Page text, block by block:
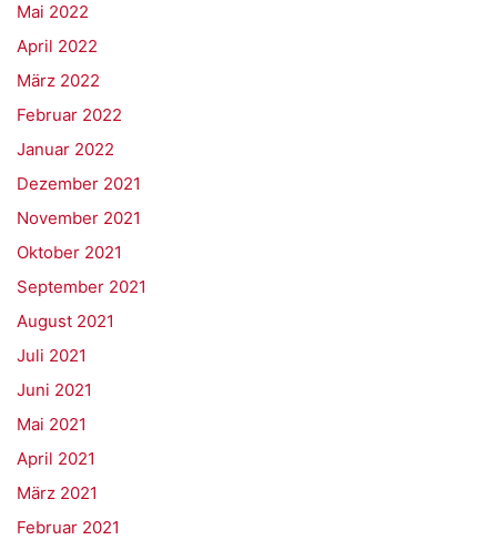
Mai 2022
April 2022
März 2022
Februar 2022
Januar 2022
Dezember 2021
November 2021
Oktober 2021
September 2021
August 2021
Juli 2021
Juni 2021
Mai 2021
April 2021
März 2021
Februar 2021